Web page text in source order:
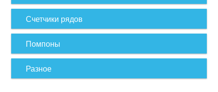
Счетчики рядов
Помпоны
Разное